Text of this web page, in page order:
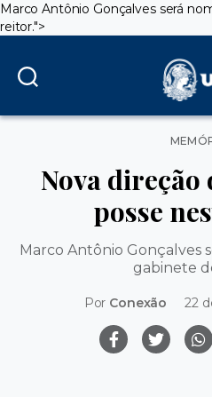
Marco Antônio Gonçalves será
reitor.">
Nova direção
posse
Marco Antônio Gonçalves
gabinete
Por Conexão 22